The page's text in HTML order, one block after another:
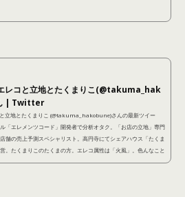
レコと立地とたくまりこ(@takuma_hak
| Twitter
立地とたくまりこ (@takuma_hakobune)さんの最新ツイー
「エレメンツコード」開発者で分析オタク。「お店の立地」専門
舗の売上予測スペシャリスト。高円寺にてシェアハウス「たくま
。たくまりこのたくまの方。エレコ属性は「火風」。色んなこと
うに見えて、本当は不器用なので結局本質的にやっているのは同